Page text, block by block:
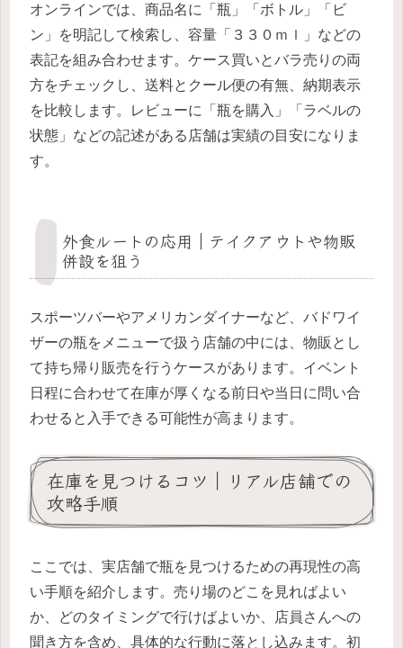
オンラインでは、商品名に「瓶」「ボトル」「ビ
ン」を明記して検索し、容量「３３０ｍｌ」などの
表記を組み合わせます。ケース買いとバラ売りの両
方をチェックし、送料とクール便の有無、納期表示
を比較します。レビューに「瓶を購入」「ラベルの
状態」などの記述がある店舗は実績の目安になりま
す。
外食ルートの応用｜テイクアウトや物販
併設を狙う
スポーツバーやアメリカンダイナーなど、バドワイ
ザーの瓶をメニューで扱う店舗の中には、物販とし
て持ち帰り販売を行うケースがあります。イベント
日程に合わせて在庫が厚くなる前日や当日に問い合
わせると入手できる可能性が高まります。
在庫を見つけるコツ｜リアル店舗での
攻略手順
ここでは、実店舗で瓶を見つけるための再現性の高
い手順を紹介します。売り場のどこを見ればよい
か、どのタイミングで行けばよいか、店員さんへの
聞き方を含め、具体的な行動に落とし込みます。初